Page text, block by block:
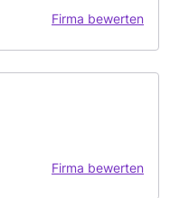
Firma bewerten
Firma bewerten